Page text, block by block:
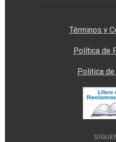
Términos y
Política de
Politica